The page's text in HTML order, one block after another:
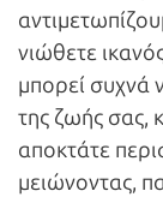
νιώθετε
μπορεί συχνά
της ζωής σας,
αποκτάτε
μειώνοντας,